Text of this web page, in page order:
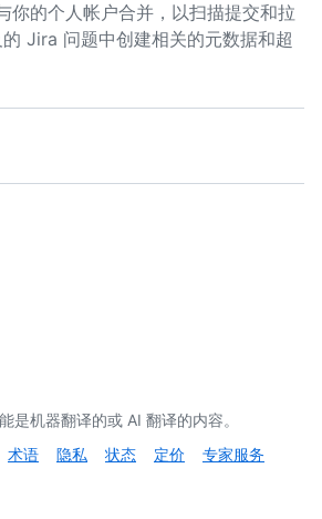
的个人帐户合并，以扫描提交和拉
Jira 问题中创建相关的元数据和超
是机器翻译的或 AI 翻译的内容。
术语 隐私 状态 定价
专家服务